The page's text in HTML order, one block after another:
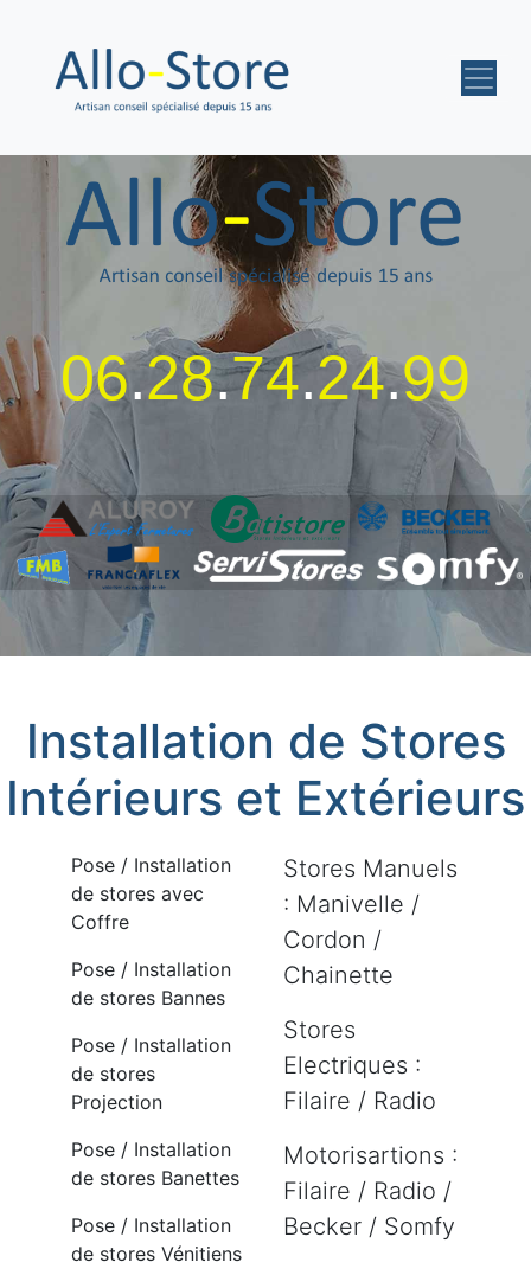
06.28.74.24.99
Installation de Stores
Intérieurs et Extérieurs
Pose / Installation
de stores avec
Coffre
Pose / Installation
de stores Bannes
Pose / Installation
de stores
Projection
Pose / Installation
de stores Banettes
Pose / Installation
de stores Vénitiens
Stores Manuels
: Manivelle /
Cordon /
Chainette
Stores
Electriques :
Filaire / Radio
Motorisartions :
Filaire / Radio /
Becker / Somfy